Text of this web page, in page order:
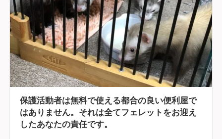
保護活動者は無料で使える都合の良い便利屋で
はありません。それは全てフェレットをお迎え
したあなたの責任です。